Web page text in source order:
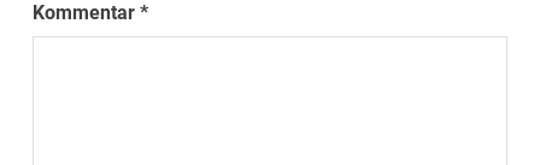
Kommentar*